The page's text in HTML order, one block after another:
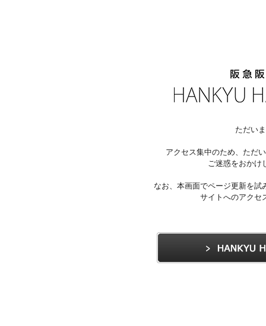
ただい
アクセス集中のため、ただ
ご迷惑をおかけ
なお、本画面でページ更新を
サイトへのアクセ